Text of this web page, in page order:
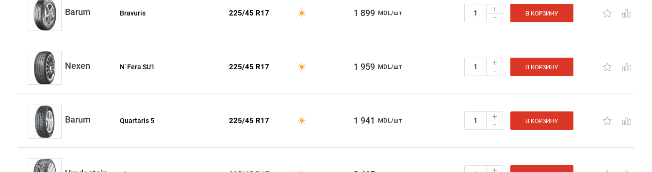
Barum Bravuris 225/45 R17 1 899 MDL/шт +
- В КОРЗИНУ
Nexen N`Fera SU1 225/45 R17 1 959 MDL/шт +
- В КОРЗИНУ
Barum Quartaris 5 225/45 R17 1 941 MDL/шт +
- В КОРЗИНУ
+